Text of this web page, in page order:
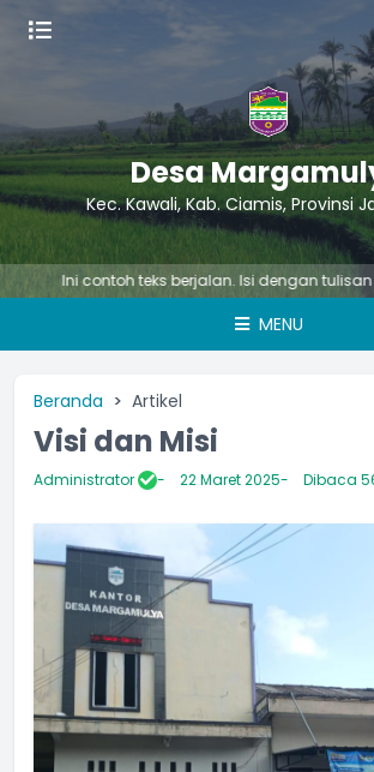
Desa
Kec. Kawali, Kab. Ciamis, Provinsi
Ini contoh teks berjalan. Isi dengan tulisan
MENU
Beranda Artikel
Visi dan Misi
Administrator 22 Maret 2025 Dibaca